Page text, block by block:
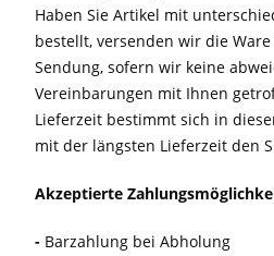
Haben Sie Artikel mit
bestellt, versenden wir die
Sendung, sofern wir keine
Vereinbarungen mit Ihnen
Lieferzeit bestimmt sich in
mit der längsten Lieferzeit den
Akzeptierte
- Barzahlung bei Abholung